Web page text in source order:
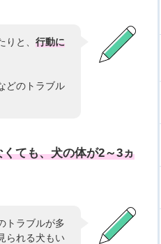
と、 行動に
どのトラブル
ても、犬の体が2～3ヵ
トラブルが多
られる犬もい